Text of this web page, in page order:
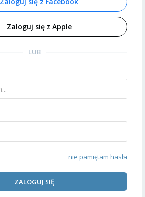
Zaloguj się z Apple
LUB
nie pamiętam hasła
ZALOGUJ SIĘ